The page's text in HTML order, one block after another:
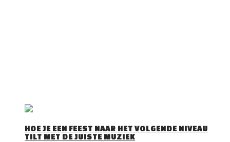
HOE JE EEN FEEST NAAR HET VOLGENDE NIVEAU
TILT MET DE JUISTE MUZIEK